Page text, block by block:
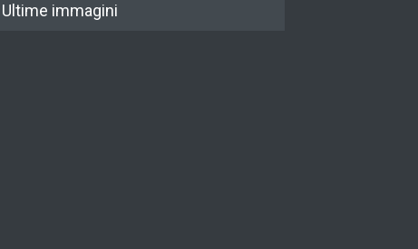
Ultime immagini